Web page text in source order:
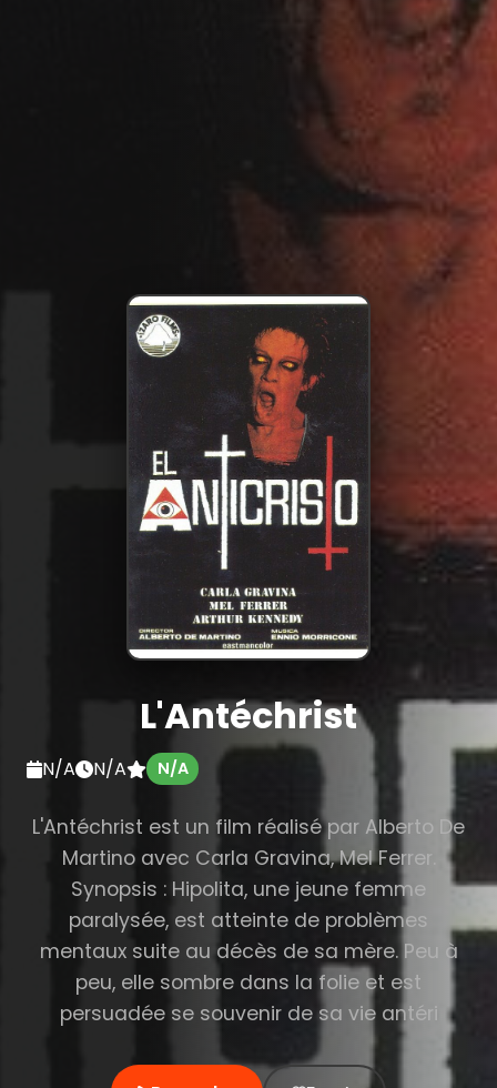
L'Antéchrist
N/A N/A N/A
L'Antéchrist est un film réalisé par Alberto De
Martino avec Carla Gravina, Mel Ferrer.
Synopsis : Hipolita, une jeune femme
paralysée, est atteinte de problèmes
mentaux suite au décès de sa mère. Peu à
peu, elle sombre dans la folie et est
persuadée se souvenir de sa vie antéri